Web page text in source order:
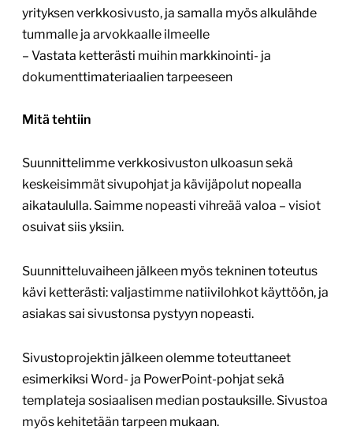
yrityksen verkkosivusto, ja samalla myös alkulähde
tummalle ja arvokkaalle ilmeelle
– Vastata ketterästi muihin markkinointi- ja
dokumenttimateriaalien tarpeeseen
Mitä tehtiin
Suunnittelimme verkkosivuston ulkoasun sekä
keskeisimmät sivupohjat ja kävijäpolut nopealla
aikataululla. Saimme nopeasti vihreää valoa – visiot
osuivat siis yksiin.
Suunnitteluvaiheen jälkeen myös tekninen toteutus
kävi ketterästi: valjastimme natiivilohkot käyttöön, ja
asiakas sai sivustonsa pystyyn nopeasti.
Sivustoprojektin jälkeen olemme toteuttaneet
esimerkiksi Word- ja PowerPoint-pohjat sekä
templateja sosiaalisen median postauksille. Sivustoa
myös kehitetään tarpeen mukaan.